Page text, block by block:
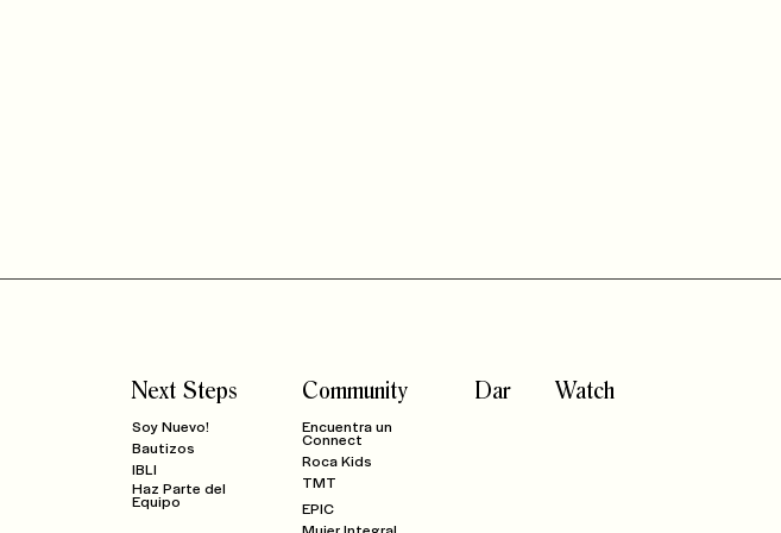
Next Steps
Soy Nuevo!
Bautizos
IBLI
Haz Parte del
Equipo
Community Dar Watch
Encuentra un
Connect
Roca Kids
TMT
EPIC